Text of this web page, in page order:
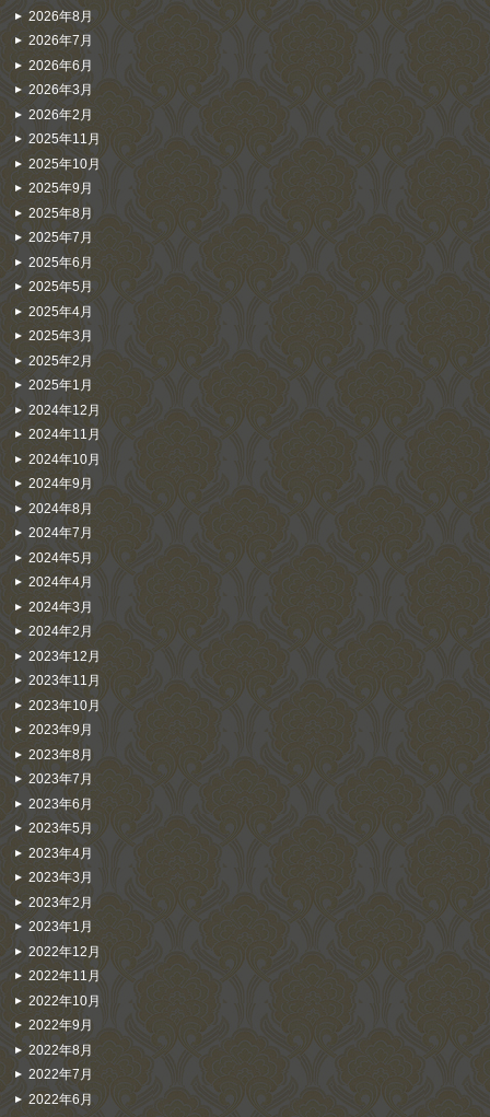
2026年8月
2026年7月
2026年6月
2026年3月
2026年2月
2025年11月
2025年10月
2025年9月
2025年8月
2025年7月
2025年6月
2025年5月
2025年4月
2025年3月
2025年2月
2025年1月
2024年12月
2024年11月
2024年10月
2024年9月
2024年8月
2024年7月
2024年5月
2024年4月
2024年3月
2024年2月
2023年12月
2023年11月
2023年10月
2023年9月
2023年8月
2023年7月
2023年6月
2023年5月
2023年4月
2023年3月
2023年2月
2023年1月
2022年12月
2022年11月
2022年10月
2022年9月
2022年8月
2022年7月
2022年6月